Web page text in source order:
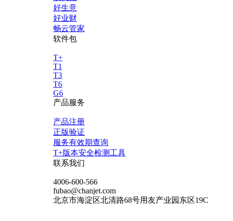
好生意
好业财
畅云管家
软件包
T+
T1
T3
T6
G6
产品服务
产品注册
正版验证
服务有效期查询
T+版本安全检测工具
联系我们
4006-600-566
fubao@chanjet.com
北京市海淀区北清路68号用友产业园东区19C